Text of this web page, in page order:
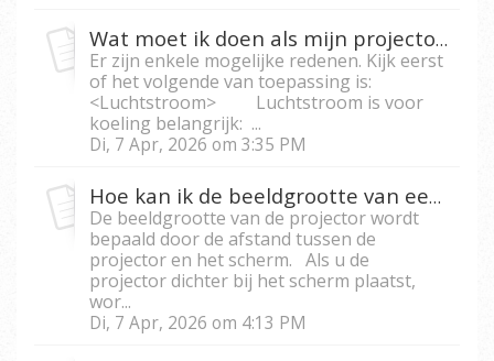
Wat moet ik doen als mijn projector automatisch wordt uitgeschakeld?
Er zijn enkele mogelijke redenen. Kijk eerst
of het volgende van toepassing is:
<Luchtstroom> Luchtstroom is voor
koeling belangrijk: ...
Di, 7 Apr, 2026 om 3:35 PM
Hoe kan ik de beeldgrootte van een projector aanpassen?
De beeldgrootte van de projector wordt
bepaald door de afstand tussen de
projector en het scherm. Als u de
projector dichter bij het scherm plaatst,
wor...
Di, 7 Apr, 2026 om 4:13 PM